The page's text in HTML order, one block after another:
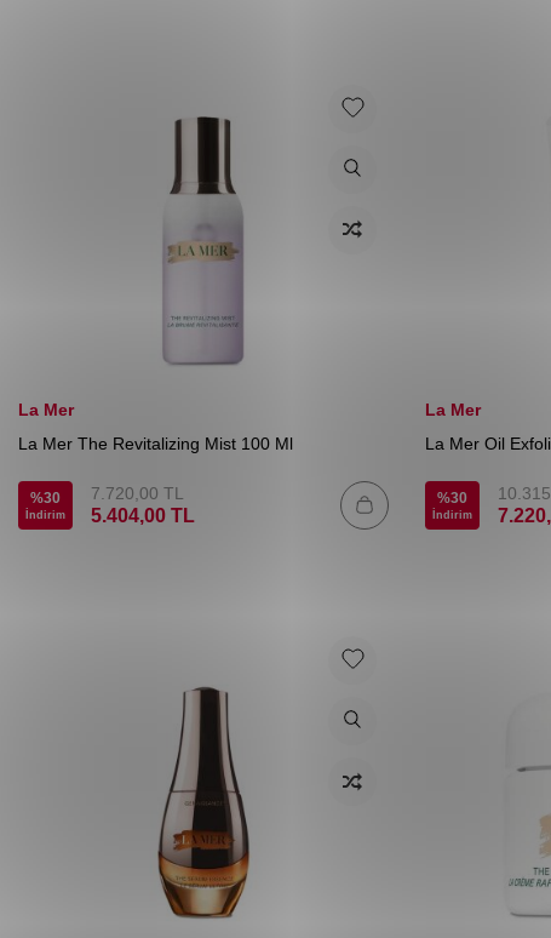
La Mer
La Mer The Revitalizing Mist 100 Ml
%30
İndirim
7.720,00 TL
5.404,00 TL
La Mer
La Mer Oil
%30
İndirim